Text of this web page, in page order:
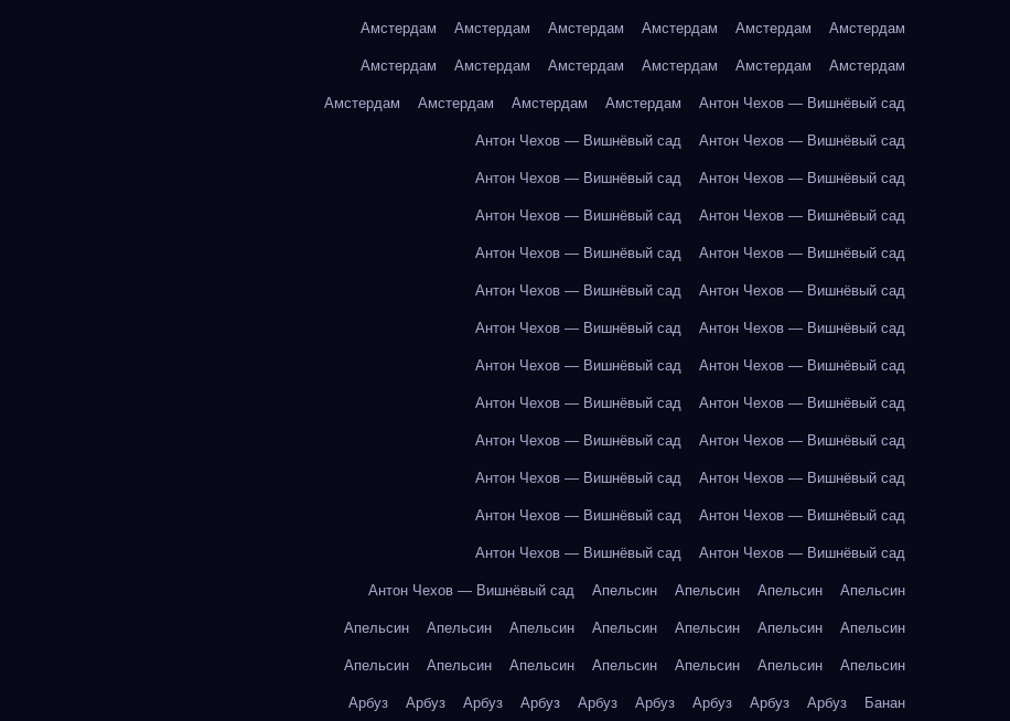
Амстердам Амстердам Амстердам Амстердам Амстердам Амстердам
Амстердам Амстердам Амстердам Амстердам Амстердам Амстердам
Амстердам Амстердам Амстердам Амстердам Антон Чехов — Вишнёвый сад
Антон Чехов — Вишнёвый сад Антон Чехов — Вишнёвый сад
Антон Чехов — Вишнёвый сад Антон Чехов — Вишнёвый сад
Антон Чехов — Вишнёвый сад Антон Чехов — Вишнёвый сад
Антон Чехов — Вишнёвый сад Антон Чехов — Вишнёвый сад
Антон Чехов — Вишнёвый сад Антон Чехов — Вишнёвый сад
Антон Чехов — Вишнёвый сад Антон Чехов — Вишнёвый сад
Антон Чехов — Вишнёвый сад Антон Чехов — Вишнёвый сад
Антон Чехов — Вишнёвый сад Антон Чехов — Вишнёвый сад
Антон Чехов — Вишнёвый сад Антон Чехов — Вишнёвый сад
Антон Чехов — Вишнёвый сад Антон Чехов — Вишнёвый сад
Антон Чехов — Вишнёвый сад Антон Чехов — Вишнёвый сад
Антон Чехов — Вишнёвый сад Антон Чехов — Вишнёвый сад
Антон Чехов — Вишнёвый сад Апельсин Апельсин Апельсин Апельсин
Апельсин Апельсин Апельсин Апельсин Апельсин Апельсин Апельсин
Апельсин Апельсин Апельсин Апельсин Апельсин Апельсин Апельсин
Арбуз Арбуз Арбуз Арбуз Арбуз Арбуз Арбуз Арбуз Арбуз Банан